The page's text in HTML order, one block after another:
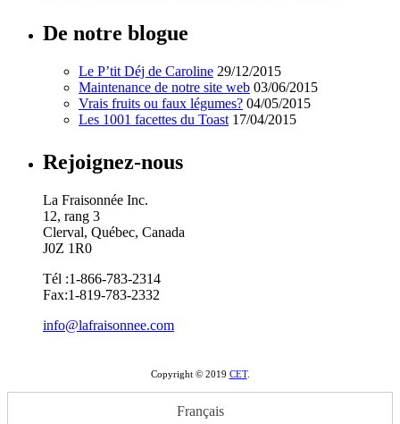
De notre blogue
Le P’tit Déj de Caroline 29/12/2015
Maintenance de notre site web 03/06/2015
Vrais fruits ou faux légumes? 04/05/2015
Les 1001 facettes du Toast 17/04/2015
Rejoignez-nous
La Fraisonnée Inc.
12, rang 3
Clerval, Québec, Canada
J0Z 1R0
Tél :1-866-783-2314
Fax:1-819-783-2332
info@lafraisonnee.com
Copyright © 2019 CET.
Français